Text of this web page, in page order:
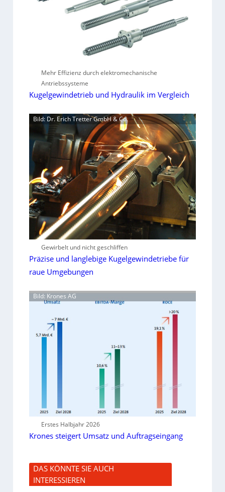
Mehr Effizienz durch elektromechanische
Antriebssysteme
Kugelgewindetrieb und Hydraulik im Vergleich
Bild: Dr. Erich Tretter GmbH & Co.
Gewirbelt und nicht geschliffen
Präzise und langlebige Kugelgewindetriebe für
raue Umgebungen
Bild: Krones AG
Erstes Halbjahr 2026
Krones steigert Umsatz und Auftragseingang
DAS KÖNNTE SIE AUCH
INTERESSIEREN